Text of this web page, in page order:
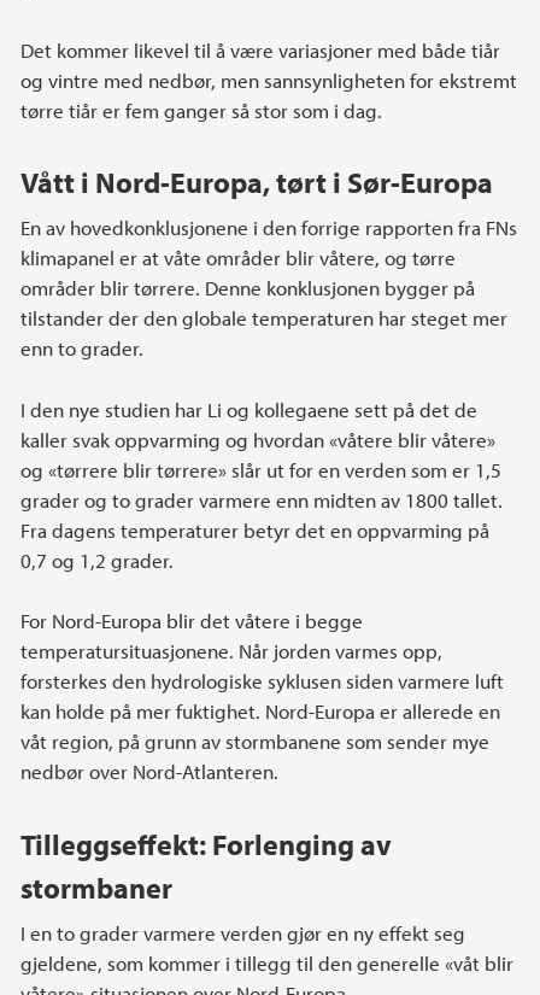
Det kommer likevel til å være variasjoner med både tiår
og vintre med nedbør, men sannsynligheten for ekstremt
tørre tiår er fem ganger så stor som i dag.
Vått i Nord-Europa, tørt i Sør-Europa
En av hovedkonklusjonene i den forrige rapporten fra FNs
klimapanel er at våte områder blir våtere, og tørre
områder blir tørrere. Denne konklusjonen bygger på
tilstander der den globale temperaturen har steget mer
enn to grader.
I den nye studien har Li og kollegaene sett på det de
kaller svak oppvarming og hvordan «våtere blir våtere»
og «tørrere blir tørrere» slår ut for en verden som er 1,5
grader og to grader varmere enn midten av 1800 tallet.
Fra dagens temperaturer betyr det en oppvarming på
0,7 og 1,2 grader.
For Nord-Europa blir det våtere i begge
temperatursituasjonene. Når jorden varmes opp,
forsterkes den hydrologiske syklusen siden varmere luft
kan holde på mer fuktighet. Nord-Europa er allerede en
våt region, på grunn av stormbanene som sender mye
nedbør over Nord-Atlanteren.
Tilleggseffekt: Forlenging av
stormbaner
I en to grader varmere verden gjør en ny effekt seg
gjeldene, som kommer i tillegg til den generelle «våt blir